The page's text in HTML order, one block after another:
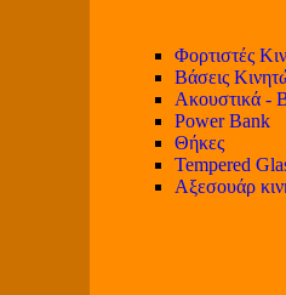
Φορτιστές
Βάσεις
Ακουστικά -
Power Bank
Θήκες
Tempered
Αξεσουάρ